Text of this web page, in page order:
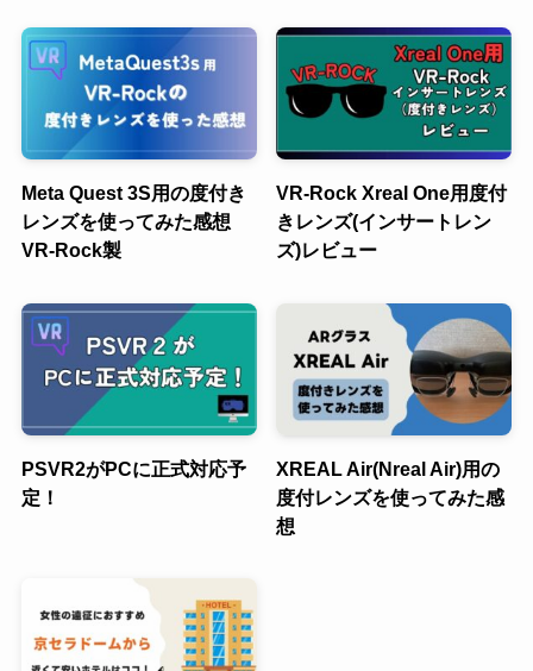
Meta Quest 3S用の度付き
レンズを使ってみた感想
VR-Rock製
VR-Rock Xreal One用度付
きレンズ(インサートレン
ズ)レビュー
PSVR2がPCに正式対応予
定！
XREAL Air(Nreal Air)用の
度付レンズを使ってみた感
想